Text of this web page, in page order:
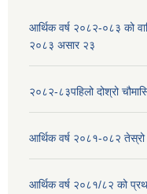
आर्थिक वर्ष २०८२-०८३ को
२०८३ असार २३
२०८२-८३पहिलो दोश्रो
आर्थिक वर्ष २०८१-०८२ तेस्रो
आर्थिक वर्ष २०८१/८२ को